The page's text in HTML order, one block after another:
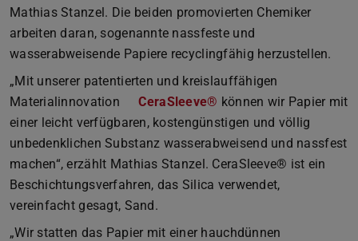
Mathias Stanzel. Die beiden promovierten Chemiker
arbeiten daran, sogenannte nassfeste und
wasserabweisende Papiere recyclingfähig herzustellen.
„Mit unserer patentierten und kreislauffähigen
Materialinnovation
CeraSleeve® können wir Papier mit
einer leicht verfügbaren, kostengünstigen und völlig
unbedenklichen Substanz wasserabweisend und nassfest
machen“, erzählt Mathias Stanzel. CeraSleeve® ist ein
Beschichtungsverfahren, das Silica verwendet,
vereinfacht gesagt, Sand.
„Wir statten das Papier mit einer hauchdünnen